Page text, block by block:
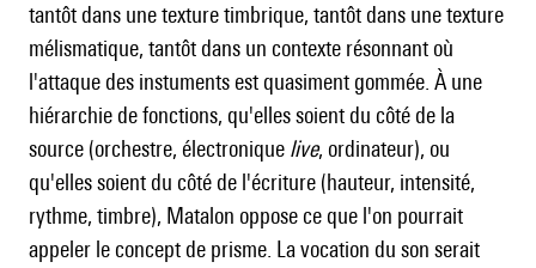
tantôt dans une texture timbrique, tantôt dans une texture
mélismatique, tantôt dans un contexte résonnant où
l'attaque des instuments est quasiment gommée. À une
hiérarchie de fonctions, qu'elles soient du côté de la
source (orchestre, électronique live, ordinateur), ou
qu'elles soient du côté de l'écriture (hauteur, intensité,
rythme, timbre), Matalon oppose ce que l'on pourrait
appeler le concept de prisme. La vocation du son serait